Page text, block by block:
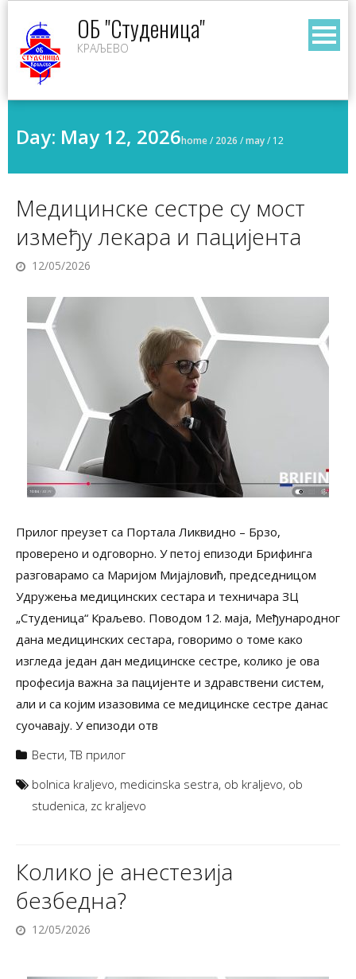
content
ОБ "Студеница"
КРАЉЕВО
Day: May 12, 2026home/ 2026 /may/ 12
Медицинске сестре су мост
између лекара и пацијента
12/05/2026
Прилог преузет са Портала Ликвидно – Брзо,
проверено и одговорно. У петој епизоди Брифинга
разговарамо са Маријом Мијајловић, председницом
Удружења медицинских сестара и техничара ЗЦ
„Студеница“ Краљево. Поводом 12. маја, Међународног
дана медицинских сестара, говоримо о томе како
изгледа један дан медицинске сестре, колико је ова
професија важна за пацијенте и здравствени систем,
али и са којим изазовима се медицинске сестре данас
суочавају. У епизоди отв
Вести,ТВ прилог
bolnica kraljevo, medicinska sestra, ob kraljevo, ob
studenica, zc kraljevo
Колико је анестезија
безбедна?
12/05/2026